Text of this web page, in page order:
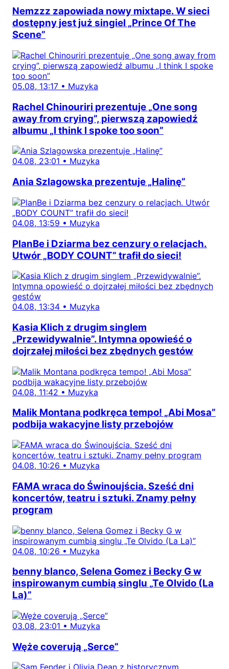
Nemzzz zapowiada nowy mixtape. W sieci
dostępny jest już singiel „Prince Of The
Scene”
05.08, 13:17 • Muzyka
Rachel Chinouriri prezentuje „One song
away from crying”, pierwszą zapowiedź
albumu „I think I spoke too soon”
04.08, 23:01 • Muzyka
Ania Szlagowska prezentuje „Halinę”
04.08, 13:59 • Muzyka
PlanBe i Dziarma bez cenzury o relacjach.
Utwór „BODY COUNT” trafił do sieci!
04.08, 13:34 • Muzyka
Kasia Klich z drugim singlem
„Przewidywalnie”. Intymna opowieść o
dojrzałej miłości bez zbędnych gestów
04.08, 11:42 • Muzyka
Malik Montana podkręca tempo! „Abi Mosa”
podbija wakacyjne listy przebojów
04.08, 10:26 • Muzyka
FAMA wraca do Świnoujścia. Sześć dni
koncertów, teatru i sztuki. Znamy pełny
program
04.08, 10:26 • Muzyka
benny blanco, Selena Gomez i Becky G w
inspirowanym cumbią singlu „Te Olvido (La
La)”
03.08, 23:01 • Muzyka
Węże coverują „Serce”